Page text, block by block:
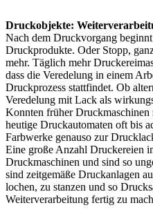
Druckobjekte:
Nach dem Druckvorgang
Druckprodukte. Oder Stopp,
mehr. Täglich mehr
dass die Veredelung in einem
Druckprozess stattfindet. Ob
Veredelung mit Lack als
Konnten früher Druckmaschinen
heutige Druckautomaten oft bis
Farbwerke genauso zur
Eine große Anzahl Druckereien
Druckmaschinen und sind so
sind zeitgemäße Druckanlagen
lochen, zu stanzen und so
Weiterverarbeitung fertig zu